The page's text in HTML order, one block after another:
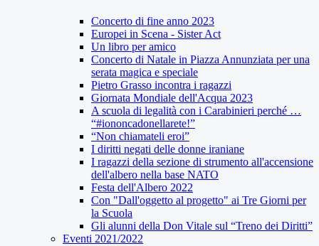
Concerto di fine anno 2023
Europei in Scena - Sister Act
Un libro per amico
Concerto di Natale in Piazza Annunziata per una
serata magica e speciale
Pietro Grasso incontra i ragazzi
Giornata Mondiale dell'Acqua 2023
A scuola di legalità con i Carabinieri perché …
“#iononcadonellarete!”
“Non chiamateli eroi”
I diritti negati delle donne iraniane
I ragazzi della sezione di strumento all'accensione
dell'albero nella base NATO
Festa dell'Albero 2022
Con "Dall'oggetto al progetto" ai Tre Giorni per
la Scuola
Gli alunni della Don Vitale sul “Treno dei Diritti”
Eventi 2021/2022